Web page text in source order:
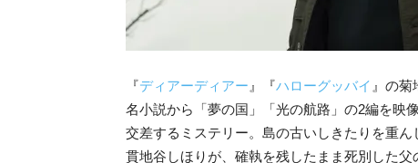
『ディアーディアー 』『ハローグッバイ 』の
名小説から「夢の国」「光の航路」の2編を映
交差するミステリー。島の古いしきたりを重
貫地谷しほりが、確執を残したまま死別した